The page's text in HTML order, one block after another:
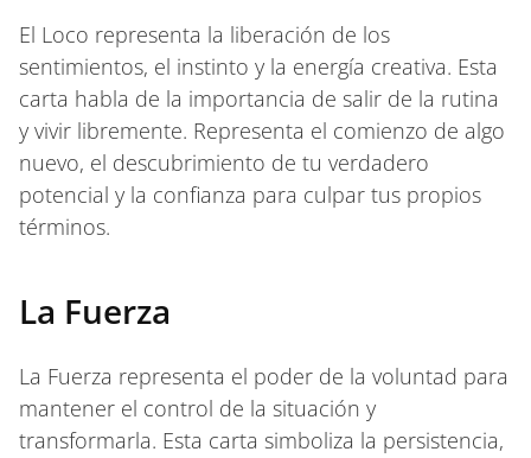
El Loco representa la liberación de los
sentimientos, el instinto y la energía creativa. Esta
carta habla de la importancia de salir de la rutina
y vivir libremente. Representa el comienzo de algo
nuevo, el descubrimiento de tu verdadero
potencial y la confianza para culpar tus propios
términos.
La Fuerza
La Fuerza representa el poder de la voluntad para
mantener el control de la situación y
transformarla. Esta carta simboliza la persistencia,